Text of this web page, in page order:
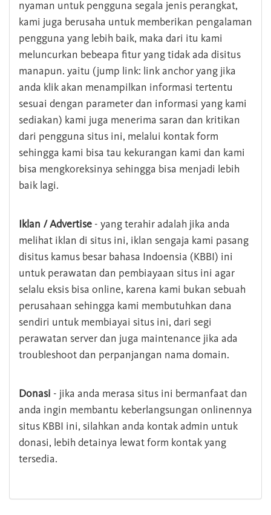
nyaman untuk pengguna segala jenis perangkat,
kami juga berusaha untuk memberikan pengalaman
pengguna yang lebih baik, maka dari itu kami
meluncurkan bebeapa fitur yang tidak ada disitus
manapun. yaitu (jump link: link anchor yang jika
anda klik akan menampilkan informasi tertentu
sesuai dengan parameter dan informasi yang kami
sediakan) kami juga menerima saran dan kritikan
dari pengguna situs ini, melalui kontak form
sehingga kami bisa tau kekurangan kami dan kami
bisa mengkoreksinya sehingga bisa menjadi lebih
baik lagi.
Iklan / Advertise - yang terahir adalah jika anda
melihat iklan di situs ini, iklan sengaja kami pasang
disitus kamus besar bahasa Indoensia (KBBI) ini
untuk perawatan dan pembiayaan situs ini agar
selalu eksis bisa online, karena kami bukan sebuah
perusahaan sehingga kami membutuhkan dana
sendiri untuk membiayai situs ini, dari segi
perawatan server dan juga maintenance jika ada
troubleshoot dan perpanjangan nama domain.
Donasi - jika anda merasa situs ini bermanfaat dan
anda ingin membantu keberlangsungan onlinennya
situs KBBI ini, silahkan anda kontak admin untuk
donasi, lebih detainya lewat form kontak yang
tersedia.